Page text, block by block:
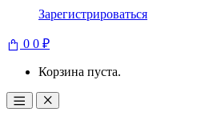
Зарегистрироваться
0 0 ₽
Корзина пуста.